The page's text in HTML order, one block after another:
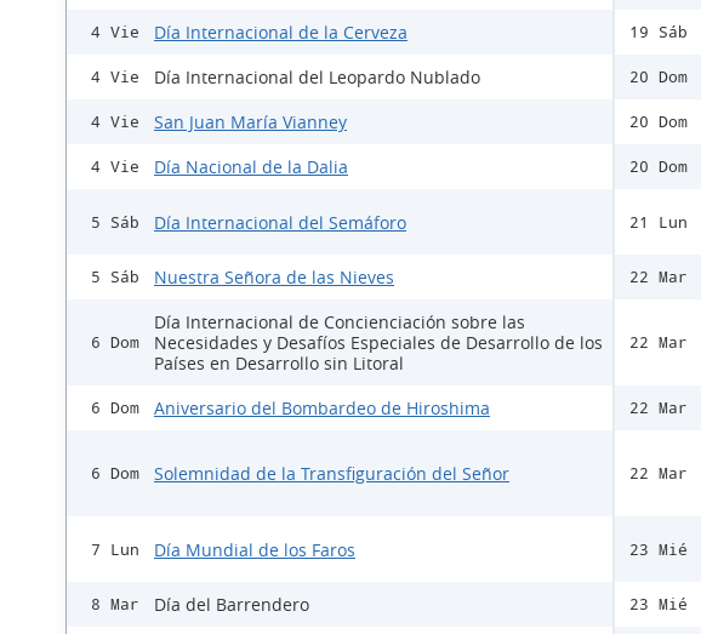
4 Vie Día Internacional de la Cerveza
4 Vie Día Internacional del Leopardo Nublado
4 Vie San Juan María Vianney
4 Vie Día Nacional de la Dalia
5 Sáb Día Internacional del Semáforo
5 Sáb Nuestra Señora de las Nieves
6 Dom
Día Internacional de Concienciación sobre las
Necesidades y Desafíos Especiales de Desarrollo de los
Países en Desarrollo sin Litoral
6 Dom Aniversario del Bombardeo de Hiroshima
6 Dom Solemnidad de la Transfiguración del Señor
7 Lun Día Mundial de los Faros
8 Mar Día del Barrendero
19 Sáb
20 Dom
20 Dom
20 Dom
21 Lun
22 Mar
22 Mar
22 Mar
22 Mar
23 Mié
23 Mié